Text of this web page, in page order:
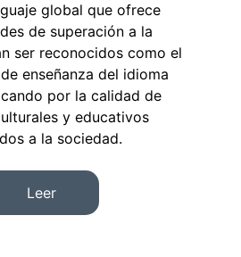
global que ofrece
de superación a la
ser reconocidos como el
enseñanza del idioma
por la calidad de
y educativos
a la sociedad.
Leer